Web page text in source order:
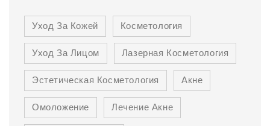
Уход За Кожей
Косметология
Уход За Лицом
Лазерная Косметология
Эстетическая Косметология
Акне
Омоложение
Лечение Акне